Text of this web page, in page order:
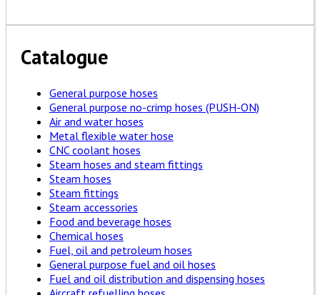
Catalogue
General purpose hoses
General purpose no-crimp hoses (PUSH-ON)
Air and water hoses
Metal flexible water hose
CNC coolant hoses
Steam hoses and steam fittings
Steam hoses
Steam fittings
Steam accessories
Food and beverage hoses
Chemical hoses
Fuel, oil and petroleum hoses
General purpose fuel and oil hoses
Fuel and oil distribution and dispensing hoses